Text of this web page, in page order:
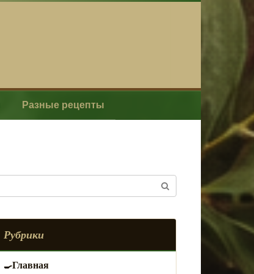
Разные рецепты
Рубрики
Главная